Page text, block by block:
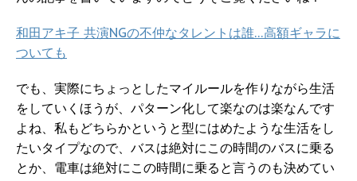
和田アキ子 共演NGの不仲なタレントは誰…高額ギャラに
ついても
でも、実際にちょっとしたマイルールを作りながら生活
をしていくほうが、パターン化して楽なのは楽なんです
よね、私もどちらかというと型にはめたような生活をし
たいタイプなので、バスは絶対にこの時間のバスに乗る
とか、電車は絶対にこの時間に乗ると言うのも決めてい